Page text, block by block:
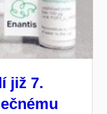
již 7.